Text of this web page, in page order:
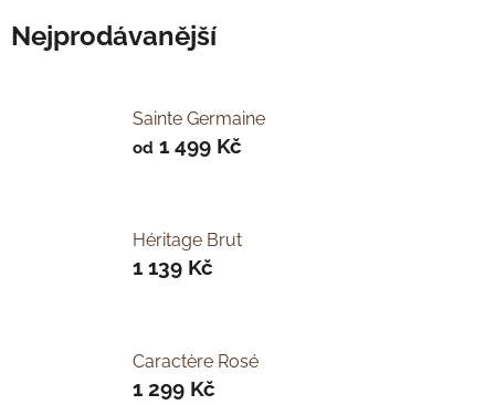
Nejprodávanější
Sainte Germaine
od 1 499 Kč
Héritage Brut
1 139 Kč
Caractère Rosé
1 299 Kč